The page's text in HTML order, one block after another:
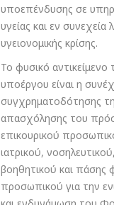
υποεπένδυσης σε
υγείας και εν συνεχεία
υγειονομικής κρίσης.
Το φυσικό αντικείμενο
υποέργου είναι η
συγχρηματοδότησης
απασχόλησης του
επικουρικού
ιατρικού,
βοηθητικού και πάσης
προσωπικού για την